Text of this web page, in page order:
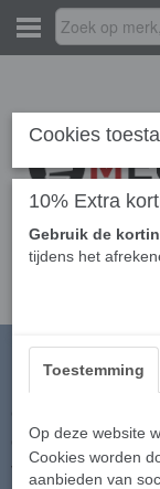
Home › Mini stofzuiger
Informatie
Over ons
Voorwaarden
Cookies
10% Extra
Gebruik de
tijdens het
Toestemming
Op deze website
Cookies worden
aanbieden van